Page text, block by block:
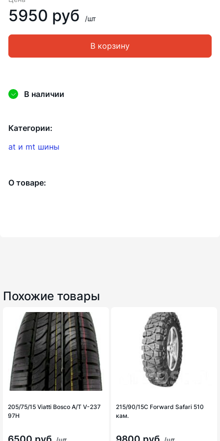
5950 руб /шт
В корзину
Категории:
at и mt шины
О товаре:
В наличии
Похожие товары
205/75/15 Viatti Bosco A/T V-237
97H
215/90/15С Forward Safari 510
кам.